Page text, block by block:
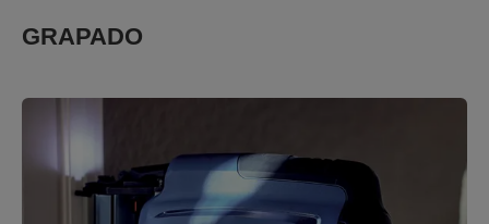
GRAPADO